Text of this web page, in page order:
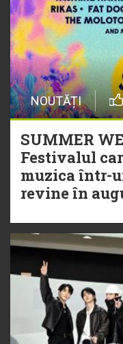
NOUTĂȚI
SUMMER
Festivalul
muzica într-
revine în